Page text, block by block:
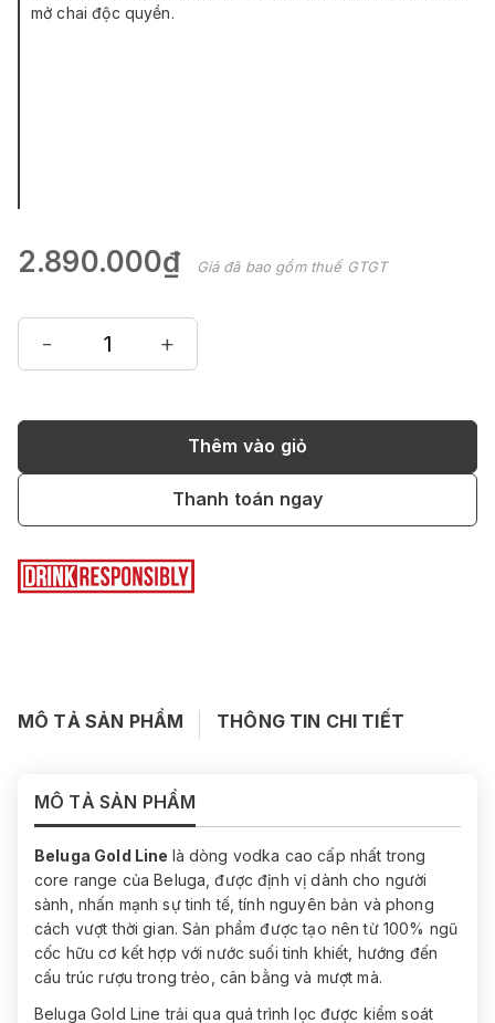
mở chai độc quyền.
2.890.000₫ Giá đã bao gồm thuế GTGT
- +
Thêm vào giỏ
Thanh toán ngay
MÔ TẢ SẢN PHẨM THÔNG TIN CHI TIẾT
MÔ TẢ SẢN PHẨM
Beluga Gold Line là dòng vodka cao cấp nhất trong
core range của Beluga, được định vị dành cho người
sành, nhấn mạnh sự tinh tế, tính nguyên bản và phong
cách vượt thời gian. Sản phẩm được tạo nên từ 100% ngũ
cốc hữu cơ kết hợp với nước suối tinh khiết, hướng đến
cấu trúc rượu trong trẻo, cân bằng và mượt mà.
Beluga Gold Line trải qua quá trình lọc được kiểm soát